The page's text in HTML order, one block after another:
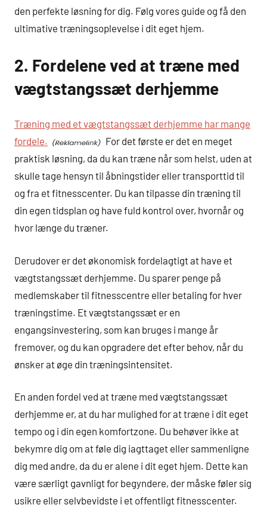
den perfekte løsning for dig. Følg vores guide og få den
ultimative træningsoplevelse i dit eget hjem.
2. Fordelene ved at træne med
vægtstangssæt derhjemme
Træning med et vægtstangssæt derhjemme har mange
fordele.
For det første er det en meget
praktisk løsning, da du kan træne når som helst, uden at
skulle tage hensyn til åbningstider eller transporttid til
og fra et fitnesscenter. Du kan tilpasse din træning til
din egen tidsplan og have fuld kontrol over, hvornår og
hvor længe du træner.
Derudover er det økonomisk fordelagtigt at have et
vægtstangssæt derhjemme. Du sparer penge på
medlemskaber til fitnesscentre eller betaling for hver
træningstime. Et vægtstangssæt er en
engangsinvestering, som kan bruges i mange år
fremover, og du kan opgradere det efter behov, når du
ønsker at øge din træningsintensitet.
En anden fordel ved at træne med vægtstangssæt
derhjemme er, at du har mulighed for at træne i dit eget
tempo og i din egen komfortzone. Du behøver ikke at
bekymre dig om at føle dig iagttaget eller sammenligne
dig med andre, da du er alene i dit eget hjem. Dette kan
være særligt gavnligt for begyndere, der måske føler sig
usikre eller selvbevidste i et offentligt fitnesscenter.